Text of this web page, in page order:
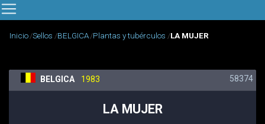
Inicio Sellos BELGICA Plantas y tubérculos LA MUJER
BELGICA 1983 58374
LA MUJER